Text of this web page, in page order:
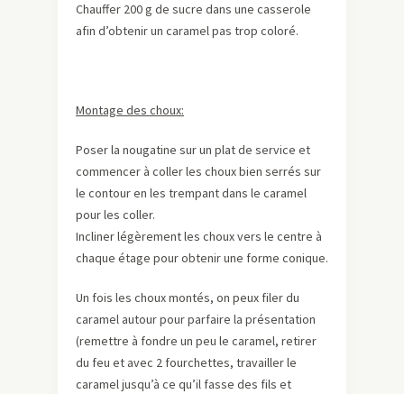
Chauffer 200 g de sucre dans une casserole
afin d’obtenir un caramel pas trop coloré.
Montage des choux:
Poser la nougatine sur un plat de service et
commencer à coller les choux bien serrés sur
le contour en les trempant dans le caramel
pour les coller.
Incliner légèrement les choux vers le centre à
chaque étage pour obtenir une forme conique.
Un fois les choux montés, on peux filer du
caramel autour pour parfaire la présentation
(remettre à fondre un peu le caramel, retirer
du feu et avec 2 fourchettes, travailler le
caramel jusqu’à ce qu’il fasse des fils et